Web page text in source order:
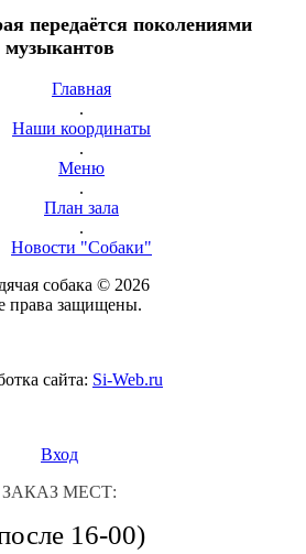
передаётся поколениями
музыкантов
Главная
.
Наши координаты
.
Меню
.
План зала
.
Новости "Собаки"
собака © 2026
права защищены.
сайта: Si-Web.ru
Вход
ЗАКАЗ МЕСТ:
16-00)